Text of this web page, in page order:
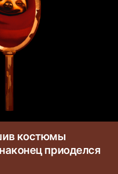
костюмы
приоделся